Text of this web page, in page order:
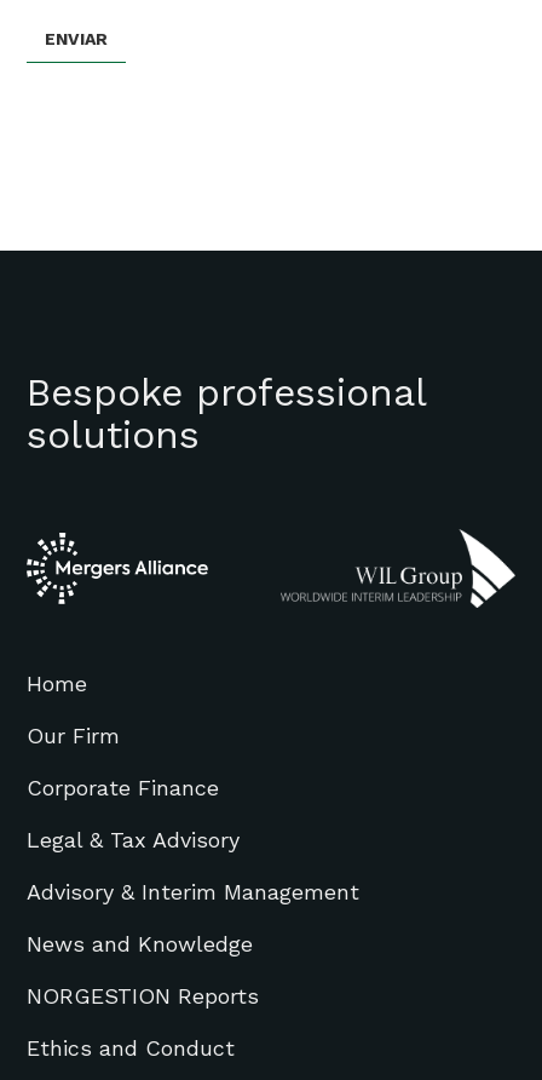
Bespoke professional
solutions
Home
Our Firm
Corporate Finance
Legal & Tax Advisory
Advisory & Interim Management
News and Knowledge
NORGESTION Reports
Ethics and Conduct